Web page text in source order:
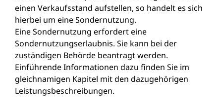
einen Verkaufsstand aufstellen, so handelt es sich
hierbei um eine Sondernutzung.
Eine Sondernutzung erfordert eine
Sondernutzungserlaubnis. Sie kann bei der
zuständigen Behörde beantragt werden.
Einführende Informationen dazu finden Sie im
gleichnamigen Kapitel mit den dazugehörigen
Leistungsbeschreibungen.